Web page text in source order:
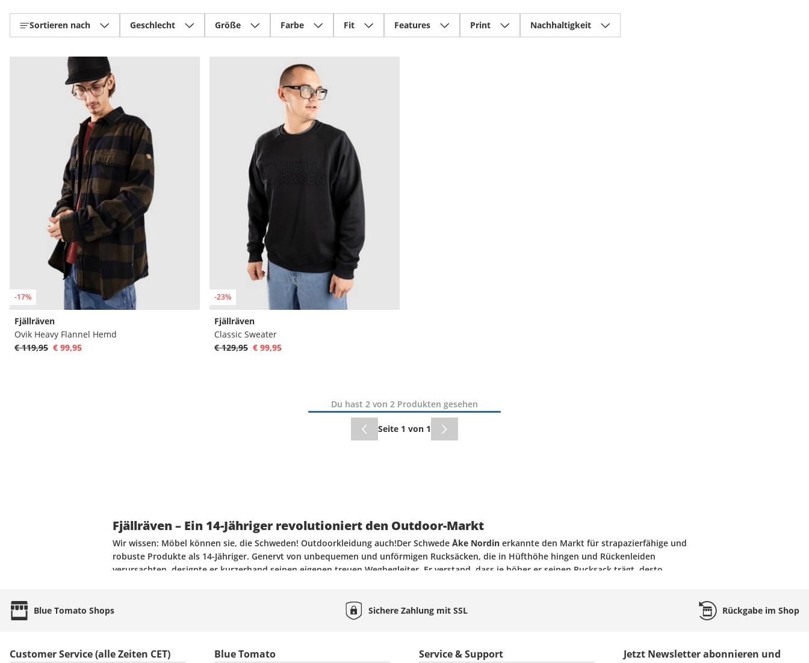
Sortieren nach Geschlecht Größe Farbe Fit Features Print Nachhaltigkeit
-17%
Fjällräven
Ovik Heavy Flannel Hemd
€ 119,95 € 99,95
-23%
Fjällräven
Classic Sweater
€ 129,95 € 99,95
Du hast 2 von 2 Produkten gesehen
Seite 1 von 1
Fjällräven – Ein 14-Jähriger revolutioniert den Outdoor-Markt
Wir wissen: Möbel können sie, die Schweden! Outdoorkleidung auch!Der Schwede Åke Nordin erkannte den Markt für strapazierfähige und
robuste Produkte als 14-Jähriger. Genervt von unbequemen und unförmigen Rucksäcken, die in Hüfthöhe hingen und Rückenleiden
verursachten, designte er kurzerhand seinen eigenen treuen Wegbegleiter. Er verstand, dass je höher er seinen Rucksack trägt, desto
legendären
wie wir ihn heute kennen. Seit 1960 ist der Outdoorbereich ohne Fjällräven unvorstellbar. Die skandinavische
Marke erweitert seine Outdoor-Ausrüstungen, um den Mensch so nah wie möglich an die Natur zu bringen. Nur hochwertige Materialen
Rucksäcke, Accessoires, Snow- und Streetwear der schwedischen Brand nicht mehr missen. Das Logo der Marke ist der Polarfuchs. Alle
Blue Tomato Shops Sichere Zahlung mitSSL Rückgabe im Shop
Customer Service (alle Zeiten CET) Blue Tomato Service & Support
Jetzt Newsletter abonnieren und